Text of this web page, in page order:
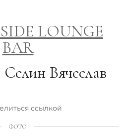
LOUNGE
BAR
Селин Вячеслав
ссылкой
ФОТО